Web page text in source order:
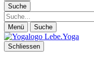
Suche
Suche
Menü Suche
Schliessen